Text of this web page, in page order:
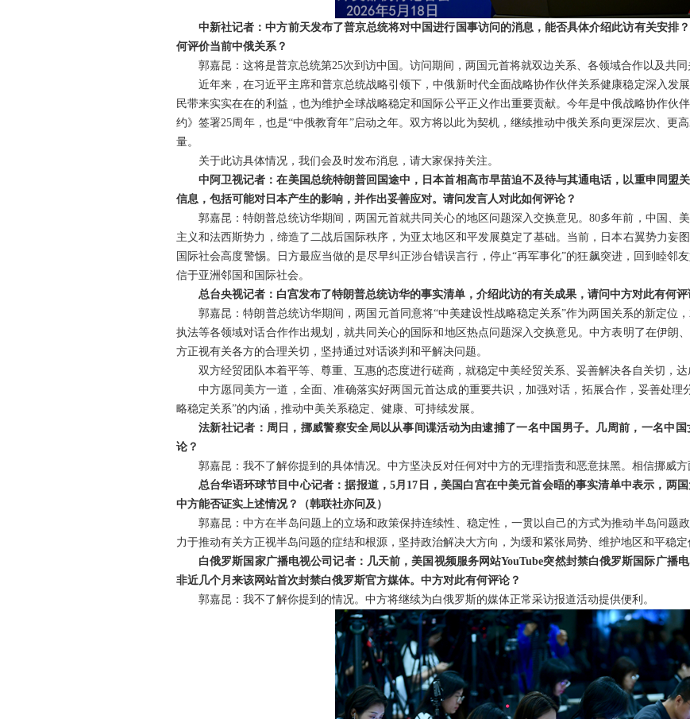
中新社记者：中方前天发布了普京总统将对中国进行国事访问的消息，能否具体介绍此访有关安排
何评价当前中俄关系？
郭嘉昆：这将是普京总统第25次到访中国。访问期间，两国元首将就双边关系、各领域合作以及共同
近年来，在习近平主席和普京总统战略引领下，中俄新时代全面战略协作伙伴关系健康稳定深入发
民带来实实在在的利益，也为维护全球战略稳定和国际公平正义作出重要贡献。今年是中俄战略协作伙
约》签署25周年，也是“中俄教育年”启动之年。双方将以此为契机，继续推动中俄关系向更深层次、更
量。
关于此访具体情况，我们会及时发布消息，请大家保持关注。
中阿卫视记者：在美国总统特朗普回国途中，日本首相高市早苗迫不及待与其通电话，以重申同盟
信息，包括可能对日本产生的影响，并作出妥善应对。请问发言人对此如何评论？
郭嘉昆：特朗普总统访华期间，两国元首就共同关心的地区问题深入交换意见。80多年前，中国、
主义和法西斯势力，缔造了二战后国际秩序，为亚太地区和平发展奠定了基础。当前，日本右翼势力妄
国际社会高度警惕。日方最应当做的是尽早纠正涉台错误言行，停止“再军事化”的狂飙突进，回到睦邻
信于亚洲邻国和国际社会。
总台央视记者：白宫发布了特朗普总统访华的事实清单，介绍此访的有关成果，请问中方对此有何评
郭嘉昆：特朗普总统访华期间，两国元首同意将“中美建设性战略稳定关系”作为两国关系的新定位
执法等各领域对话合作作出规划，就共同关心的国际和地区热点问题深入交换意见。中方表明了在伊朗
方正视有关各方的合理关切，坚持通过对话谈判和平解决问题。
双方经贸团队本着平等、尊重、互惠的态度进行磋商，就稳定中美经贸关系、妥善解决各自关切，达
中方愿同美方一道，全面、准确落实好两国元首达成的重要共识，加强对话，拓展合作，妥善处理
略稳定关系”的内涵，推动中美关系稳定、健康、可持续发展。
法新社记者：周日，挪威警察安全局以从事间谍活动为由逮捕了一名中国男子。几周前，一名中
论？
郭嘉昆：我不了解你提到的具体情况。中方坚决反对任何对中方的无理指责和恶意抹黑。相信挪威方
总台华语环球节目中心记者：据报道，5月17日，美国白宫在中美元首会晤的事实清单中表示，两
中方能否证实上述情况？（韩联社亦问及）
郭嘉昆：中方在半岛问题上的立场和政策保持连续性、稳定性，一贯以自己的方式为推动半岛问题
力于推动有关方正视半岛问题的症结和根源，坚持政治解决大方向，为缓和紧张局势、维护地区和平稳定
白俄罗斯国家广播电视公司记者：几天前，美国视频服务网站YouTube突然封禁白俄罗斯国际广播
非近几个月来该网站首次封禁白俄罗斯官方媒体。中方对此有何评论？
郭嘉昆：我不了解你提到的情况。中方将继续为白俄罗斯的媒体正常采访报道活动提供便利。